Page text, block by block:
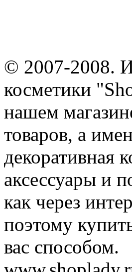
© 2007-2008.
косметики
нашем
товаров, а
декоративная
аксессуары и
как через
поэтому
вас способом.